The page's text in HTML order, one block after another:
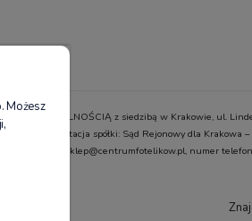
z siedzibą w Krakowie, ul.
dokumentacja spółki: Sąd Rejonowy dla Krakowa
elektronicznej: sklep@centrumfotelikow.pl, numer
Możesz